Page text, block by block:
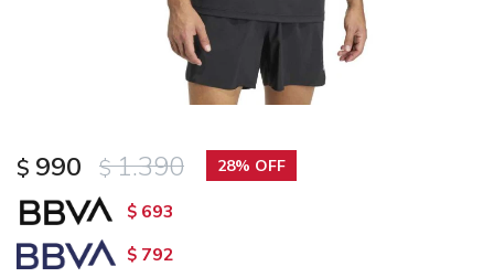
$ 990 $ 1.390 28
$ 693
$ 792